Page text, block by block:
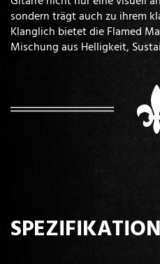
sondern trägt auch zu ihrem
Klanglich bietet die Flamed
Mischung aus Helligkeit,